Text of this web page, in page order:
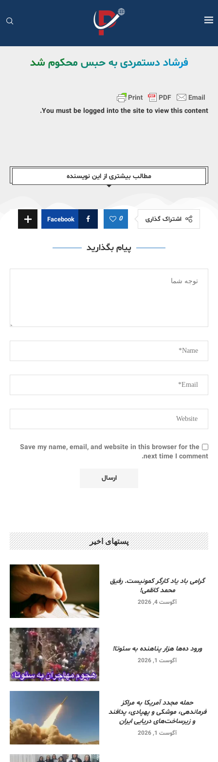
فرشاد دستمردی به حبس محکوم شد
You must be logged into the site to view this content.
مطالب بیشتری از این نویسندە
اشتراک گذاری 0
Facebook
پیام بگذارید
Save my name, email, and website in this browser for the
next time I comment.
پستهای اخیر
گرامی باد یاد کارگر کمونیست. رفیق
محمد کاظمی!
آگوست 4, 2026
ورود ده‌ها هزار پناهنده به سئوتا!
آگوست 1, 2026
حمله مجدد آمریکا به مراکز
فرماندهی، موشکی و پهپادی، پدافند
و زیرساخت‌های دریایی ایران
آگوست 1, 2026